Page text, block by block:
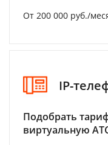
От 200 000 руб./
IP-
Подобрать
виртуальную